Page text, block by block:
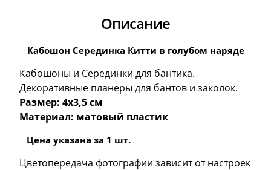
Описание
Кабошон Серединка Китти в голубом наряде
Кабошоны и Серединки для бантика.
Декоративные планеры для бантов и заколок.
Размер: 4х3,5 см
Материал: матовый пластик
Цена указана за 1 шт.
Цветопередача фотографии зависит от настроек